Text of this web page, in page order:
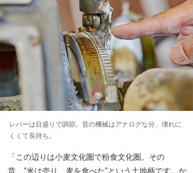
レバーは目盛りで調節。昔の機械はアナログな分、壊れに
くくて長持ち。
「この辺りは小麦文化圏で粉食文化圏。その
昔、“米は売り、麦を食べた”という土地柄です。か